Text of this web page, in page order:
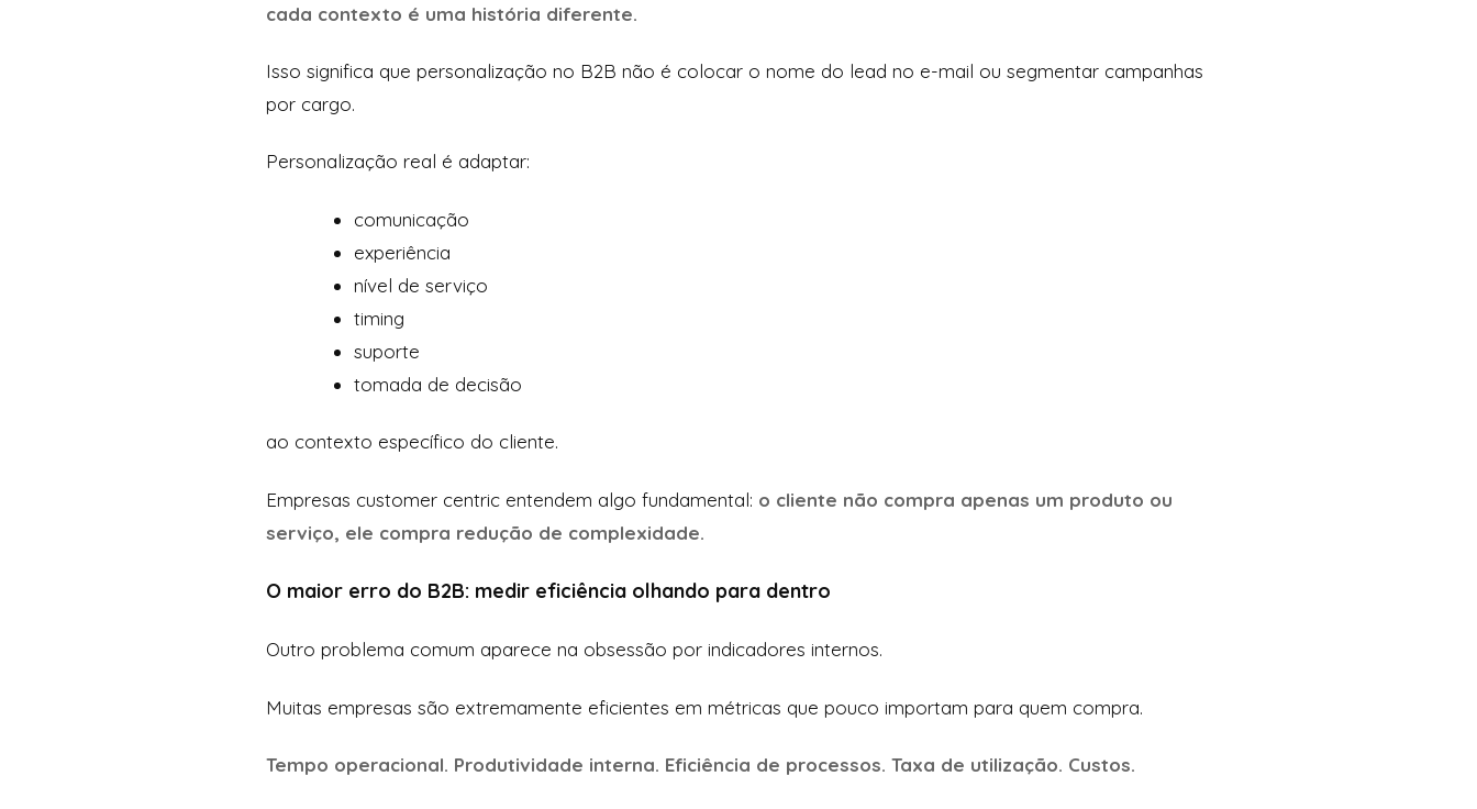
cada contexto é uma história diferente.
Isso significa que personalização no B2B não é colocar o nome do lead no e-mail ou segmentar campanhas
por cargo.
Personalização real é adaptar:
comunicação
experiência
nível de serviço
timing
suporte
tomada de decisão
ao contexto específico do cliente.
Empresas customer centric entendem algo fundamental: o cliente não compra apenas um produto ou
serviço, ele compra redução de complexidade.
O maior erro do B2B: medir eficiência olhando para dentro
Outro problema comum aparece na obsessão por indicadores internos.
Muitas empresas são extremamente eficientes em métricas que pouco importam para quem compra.
Tempo operacional. Produtividade interna. Eficiência de processos. Taxa de utilização. Custos.